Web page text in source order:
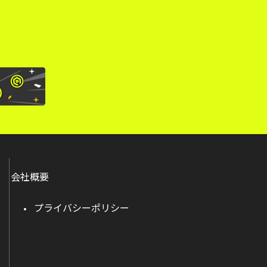
会社概要
プライバシーポリシー